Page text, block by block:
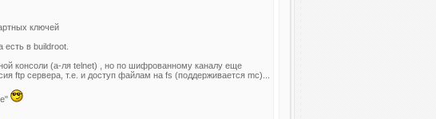
ключей
есть в buildroot.
консоли (а-ля telnet) , но по шифрованному каналу еще
ftp сервера, т.е. и доступ файлам на fs (поддерживается mc)...